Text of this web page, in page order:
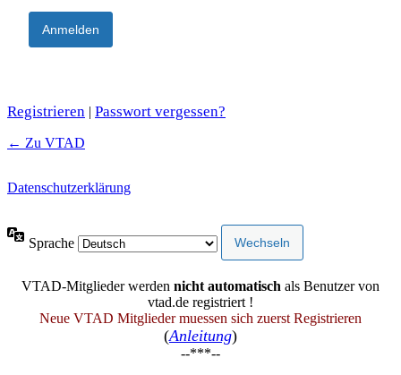
Registrieren | Passwort vergessen?
← Zu VTAD
Datenschutzerklärung
Sprache
VTAD-Mitglieder werden nicht automatisch als Benutzer von
vtad.de registriert !
Neue VTAD Mitglieder muessen sich zuerst Registrieren
(Anleitung)
--***--